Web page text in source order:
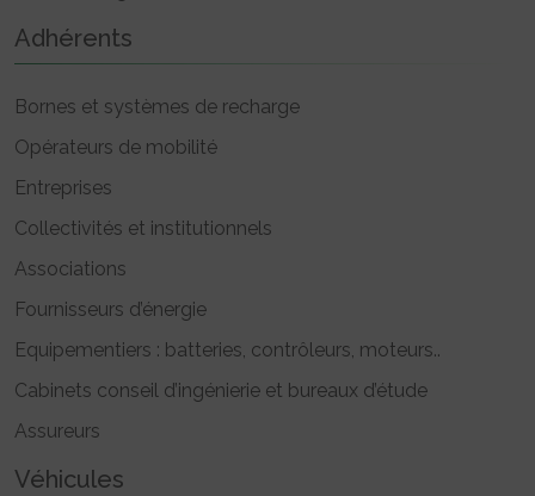
Adhérents
Bornes et systèmes de recharge
Opérateurs de mobilité
Entreprises
Collectivités et institutionnels
Associations
Fournisseurs d’énergie
Equipementiers : batteries, contrôleurs, moteurs..
Cabinets conseil d’ingénierie et bureaux d’étude
Assureurs
Véhicules